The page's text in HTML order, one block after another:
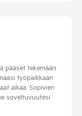
pääset tekemään
työpaikkaan
aikaa. Sopivien
soveltuvuutesi